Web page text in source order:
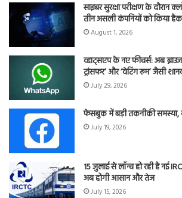
साइबर सुरक्षा परीक्षण के दौरान
तीन असली कंपनियों को किया हैक:
August 1, 2026
व्हाट्सएप के नए फीचर्स: अब
ट्रांसफर’ और ‘वेटिंग रूम’ जैसी
July 29, 2026
फेसबुक में बड़ी तकनीकी समस्या,
July 19, 2026
15 जुलाई से लॉन्च हो रही है नई
अब होगी आसान और तेज
July 15, 2026